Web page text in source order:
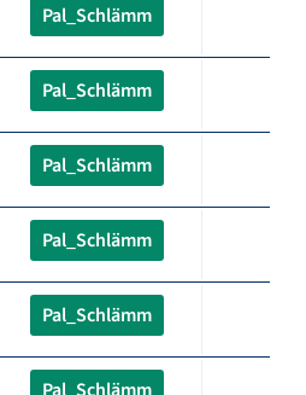
Pal_Schlämm
Pal_Schlämm
Pal_Schlämm
Pal_Schlämm
Pal_Schlämm